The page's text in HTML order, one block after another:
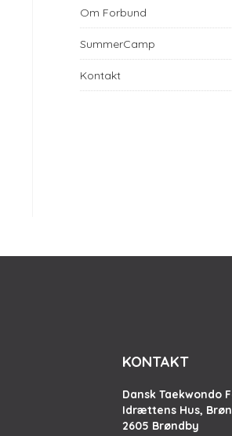
Om Forbund
SummerCamp
Kontakt
KONTAKT
Dansk Taekwondo
Idrættens Hus,
2605 Brøndby